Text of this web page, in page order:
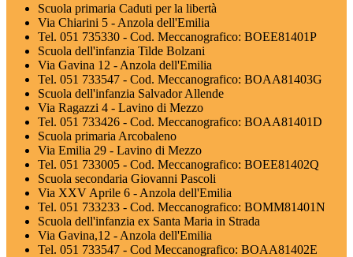
Scuola primaria Caduti per la libertà
Via Chiarini 5 - Anzola dell'Emilia
Tel. 051 735330 - Cod. Meccanografico: BOEE81401P
Scuola dell'infanzia Tilde Bolzani
Via Gavina 12 - Anzola dell'Emilia
Tel. 051 733547 - Cod. Meccanografico: BOAA81403G
Scuola dell'infanzia Salvador Allende
Via Ragazzi 4 - Lavino di Mezzo
Tel. 051 733426 - Cod. Meccanografico: BOAA81401D
Scuola primaria Arcobaleno
Via Emilia 29 - Lavino di Mezzo
Tel. 051 733005 - Cod. Meccanografico: BOEE81402Q
Scuola secondaria Giovanni Pascoli
Via XXV Aprile 6 - Anzola dell'Emilia
Tel. 051 733233 - Cod. Meccanografico: BOMM81401N
Scuola dell'infanzia ex Santa Maria in Strada
Via Gavina,12 - Anzola dell'Emilia
Tel. 051 733547 - Cod Meccanografico: BOAA81402E